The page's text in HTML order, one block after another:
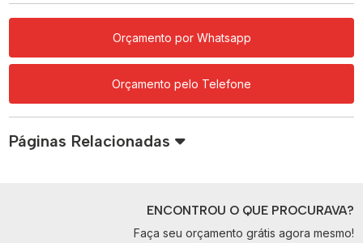
Orçamento por Whatsapp
Orçamento pelo Telefone
Páginas Relacionadas
ENCONTROU O QUE PROCURAVA?
Faça seu orçamento grátis agora mesmo!